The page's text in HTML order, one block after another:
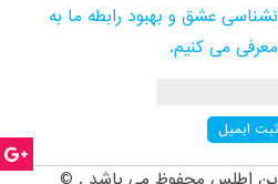
عشق و بهبود رابطه ما به
می کنیم.